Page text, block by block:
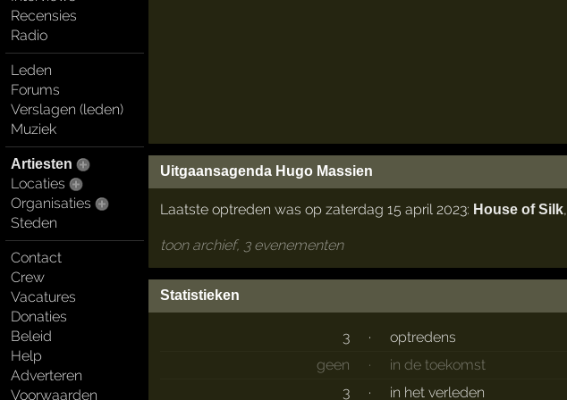
Recensies
Radio
Leden
Forums
Verslagen (leden)
Muziek
Artiesten
Locaties
Organisaties
Steden
Contact
Crew
Vacatures
Donaties
Beleid
Help
Adverteren
Voorwaarden
Uitgaansagenda Hugo Massien
Laatste optreden was op zaterdag 15 april 2023: House of Silk,
toon archief, 3 evenementen
Statistieken
3 ·
optredens
geen
·
in de toekomst
3
· in het verleden